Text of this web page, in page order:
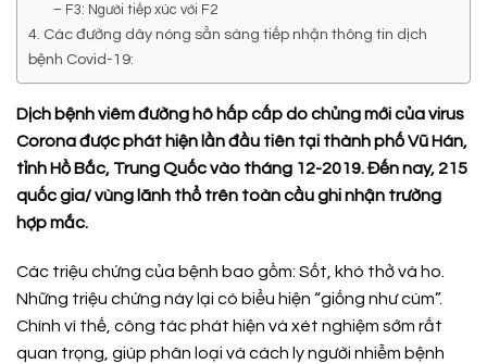
– F3: Người tiếp xúc với F2
4. Các đường dây nóng sẵn sàng tiếp nhận thông tin dịch
bệnh Covid-19:
Dịch bệnh viêm đường hô hấp cấp do chủng mới của virus
Corona được phát hiện lần đầu tiên tại thành phố Vũ Hán,
tỉnh Hồ Bắc, Trung Quốc vào tháng 12-2019. Đến nay, 215
quốc gia/ vùng lãnh thổ trên toàn cầu ghi nhận trường
hợp mắc.
Các triệu chứng của bệnh bao gồm: Sốt, khó thở và ho.
Những triệu chứng này lại có biểu hiện “giống như cúm”.
Chính vì thế, công tác phát hiện và xét nghiệm sớm rất
quan trọng, giúp phân loại và cách ly người nhiễm bệnh